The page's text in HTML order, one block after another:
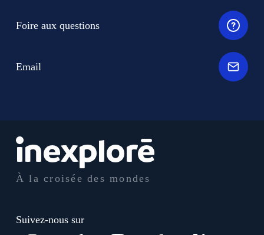
À la croisée des mondes
Suivez-nous sur
Foire aux questions
Email